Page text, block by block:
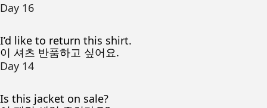
Day 16
I’d like to return this shirt.
이 셔츠 반품하고 싶어요.
Day 14
Is this jacket on sale?